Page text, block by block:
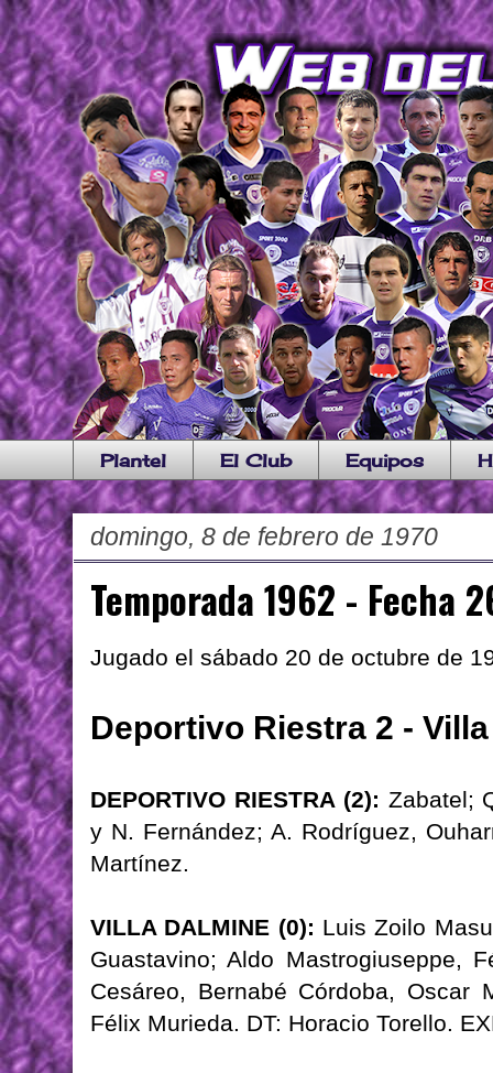
Plantel El Club Equipos
domingo, 8 de febrero de 1970
Temporada 1962 - Fecha
Jugado el sábado 20 de octubre de
Deportivo Riestra 2 -
DEPORTIVO RIESTRA (2): Zabatel;
y N. Fernández; A. Rodríguez,
Martínez.
VILLA DALMINE (0): Luis Zoilo
Guastavino; Aldo Mastrogiuseppe,
Cesáreo, Bernabé Córdoba, Oscar
Félix Murieda. DT: Horacio Torello.